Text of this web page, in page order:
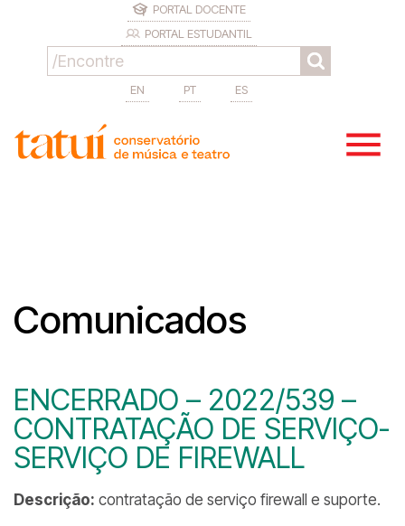
PORTAL DOCENTE
PORTAL ESTUDANTIL
EN PT ES
Comunicados
ENCERRADO – 2022/539 –
CONTRATAÇÃO DE SERVIÇO-
SERVIÇO DE FIREWALL
Descrição: contratação de serviço firewall e suporte.